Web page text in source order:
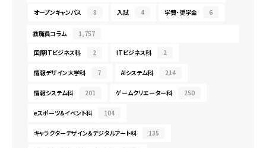
オープンキャンパス 8 入試 4 学費・奨学金 6
教職員コラム 1,757
国際ITビジネス科 2 ITビジネス科 2
情報デザイン大学科 7 AIシステム科 214
情報システム科 201 ゲームクリエーター科 250
eスポーツ＆イベント科 104
キャラクターデザイン＆デジタルアート科 135